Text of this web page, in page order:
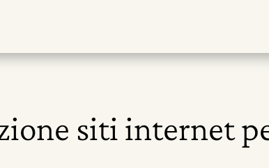
siti internet